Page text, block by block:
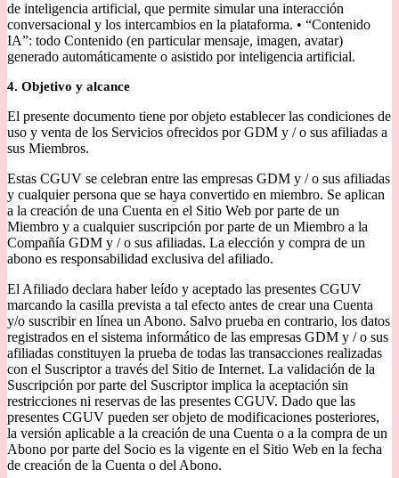
de inteligencia artificial, que permite simular una interacción
conversacional y los intercambios en la plataforma. • “Contenido
IA”: todo Contenido (en particular mensaje, imagen, avatar)
generado automáticamente o asistido por inteligencia artificial.
4. Objetivo y alcance
El presente documento tiene por objeto establecer las condiciones de
uso y venta de los Servicios ofrecidos por GDM y / o sus afiliadas a
sus Miembros.
Estas CGUV se celebran entre las empresas GDM y / o sus afiliadas
y cualquier persona que se haya convertido en miembro. Se aplican
a la creación de una Cuenta en el Sitio Web por parte de un
Miembro y a cualquier suscripción por parte de un Miembro a la
Compañía GDM y / o sus afiliadas. La elección y compra de un
abono es responsabilidad exclusiva del afiliado.
El Afiliado declara haber leído y aceptado las presentes CGUV
marcando la casilla prevista a tal efecto antes de crear una Cuenta
y/o suscribir en línea un Abono. Salvo prueba en contrario, los datos
registrados en el sistema informático de las empresas GDM y / o sus
afiliadas constituyen la prueba de todas las transacciones realizadas
con el Suscriptor a través del Sitio de Internet. La validación de la
Suscripción por parte del Suscriptor implica la aceptación sin
restricciones ni reservas de las presentes CGUV. Dado que las
presentes CGUV pueden ser objeto de modificaciones posteriores,
la versión aplicable a la creación de una Cuenta o a la compra de un
Abono por parte del Socio es la vigente en el Sitio Web en la fecha
de creación de la Cuenta o del Abono.